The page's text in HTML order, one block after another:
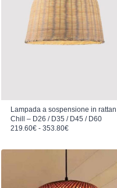
Lampada a sospensione in rattan
Chill – D26 / D35 / D45 / D60
219.60€ - 353.80€Fascia di prezzo: da 219.60€ a 353.80€